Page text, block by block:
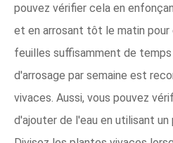
pouvez vérifier cela en
et en arrosant tôt le matin pour
feuilles suffisamment de temps
d'arrosage par semaine est
vivaces. Aussi, vous pouvez
d'ajouter de l'eau en utilisant un